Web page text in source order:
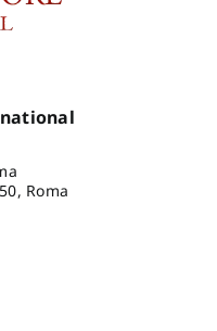
Roma